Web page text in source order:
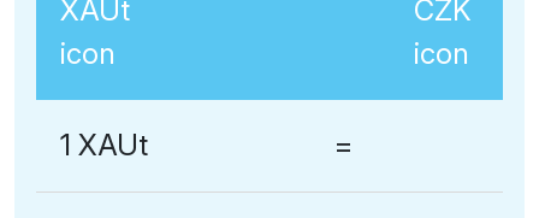
1 XAUt =